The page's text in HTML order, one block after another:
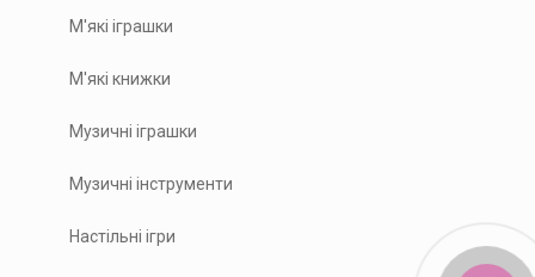
М'які іграшки
М'які книжки
Музичні іграшки
Музичні інструменти
Настільні ігри